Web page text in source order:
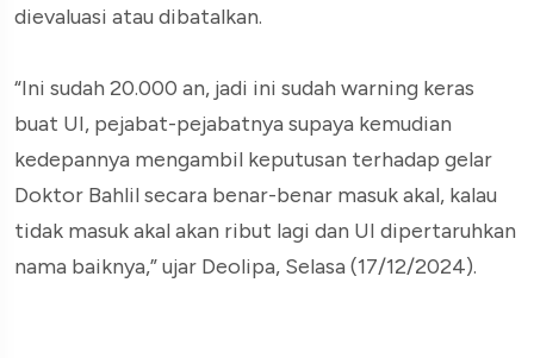
dievaluasi atau dibatalkan.
“Ini sudah 20.000 an, jadi ini sudah warning keras
buat UI, pejabat-pejabatnya supaya kemudian
kedepannya mengambil keputusan terhadap gelar
Doktor Bahlil secara benar-benar masuk akal, kalau
tidak masuk akal akan ribut lagi dan UI dipertaruhkan
nama baiknya,” ujar Deolipa, Selasa (17/12/2024).